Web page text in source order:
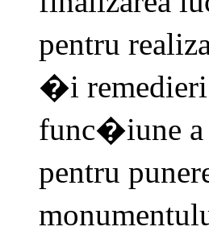
pentru
�i
func�iune
pentru